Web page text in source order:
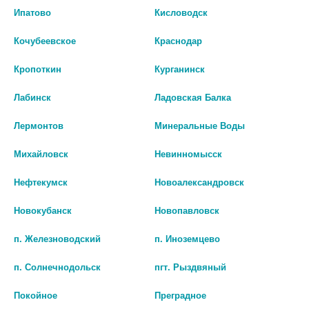
ТАБ. /МАРБИОФАРМ/
55
В КОРЗИНУ
ТАБ. П/О /УРАЛБИОФАРМ/
Ипатово Кисловодск
Кочубеевское Краснодар
Кропоткин Курганинск
Лабинск Ладовская Балка
Лермонтов Минеральные Воды
Михайловск Невинномысск
Нефтекумск Новоалександровск
Новокубанск Новопавловск
п. Железноводский п. Иноземцево
п. Солнечнодольск пгт. Рыздвяный
Покойное Преградное